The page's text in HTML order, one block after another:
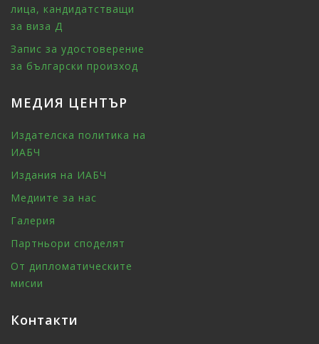
лица, кандидатстващи
за виза Д
Запис за удостоверение
за български произход
МЕДИЯ ЦЕНТЪР
Издателска политика на
ИАБЧ
Издания на ИАБЧ
Медиите за нас
Галерия
Партньори споделят
От дипломатическите
мисии
Контакти